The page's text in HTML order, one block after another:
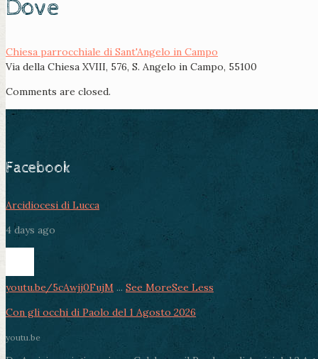
Dove
Chiesa parrocchiale di Sant'Angelo in Campo
Via della Chiesa XVIII, 576, S. Angelo in Campo, 55100
Comments are closed.
Facebook
Arcidiocesi di Lucca
4 days ago
youtu.be/5cAwjj0FujM ... See MoreSee Less
Con gli occhi di Paolo del 1 Agosto 2026
youtu.be